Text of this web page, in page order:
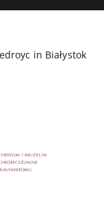
in Białystok